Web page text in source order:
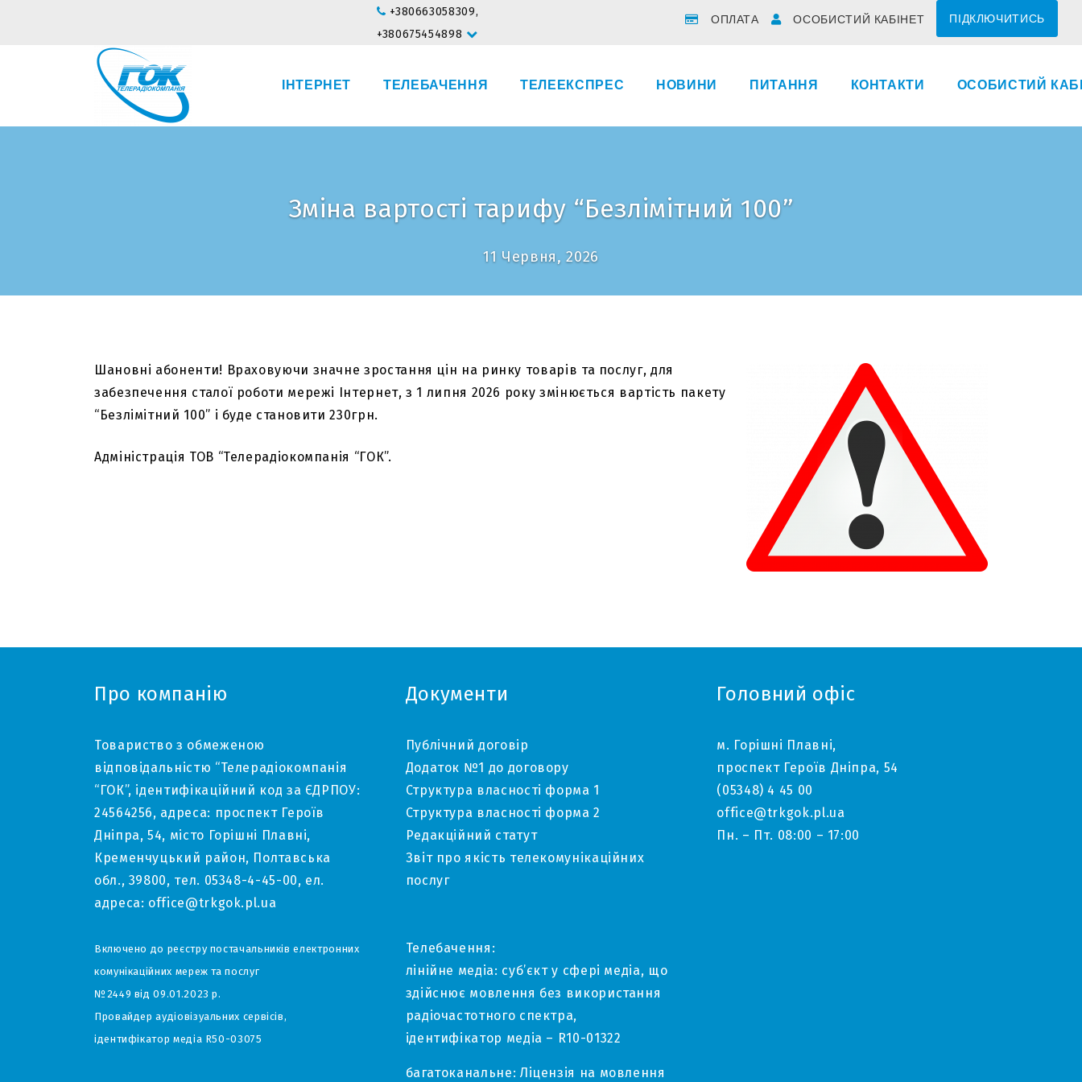
+380663058309,
+380675454898
ОПЛАТА ОСОБИСТИЙ КАБІНЕТ ПІДКЛЮЧИТИСЬ
ІНТЕРНЕТ ТЕЛЕБАЧЕННЯ ТЕЛЕЕКСПРЕС НОВИНИ ПИТАННЯ КОНТАКТИ ОСОБИСТИЙ
Зміна вартості тарифу “Безлімітний 100”
11 Червня, 2026
Шановні абоненти! Враховуючи значне зростання цін на ринку товарів та послуг, для
забезпечення сталої роботи мережі Інтернет, з 1 липня 2026 року змінюється вартість пакету
“Безлімітний 100” і буде становити 230грн.
Адміністрація ТОВ “Телерадіокомпанія “ГОК”.
Про компанію
Товариство з обмеженою
відповідальністю “Телерадіокомпанія
“ГОК”, ідентифікаційний код за ЄДРПОУ:
24564256, адреса: проспект Героїв
Дніпра, 54, місто Горішні Плавні,
Кременчуцький район, Полтавська
обл., 39800, тел. 05348-4-45-00, ел.
адреса: office@trkgok.pl.ua
Включено до реєстру постачальників електронних
комунікаційних мереж та послуг
№2449 від 09.01.2023 р.
Провайдер аудіовізуальних сервісів,
ідентифікатор медіа R50-03075
Документи
Публічний договір
Додаток №1 до договору
Структура власності форма 1
Структура власності форма 2
Редакційний статут
Звіт про якість телекомунікаційних
послуг
Телебачення:
лінійне медіа: суб’єкт у сфері медіа, що
здійснює мовлення без використання
радіочастотного спектра,
ідентифікатор медіа – R10-01322
багатоканальне: Ліцензія на мовлення
Головний офіс
м. Горішні Плавні,
проспект Героїв Дніпра, 54
(05348) 4 45 00
office@trkgok.pl.ua
Пн. – Пт. 08:00 – 17:00